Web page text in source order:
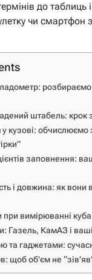
до таблиць
чи смартфон
штабель: крок
кузові: обчислюємо
заповнення:
і довжина: як вони
при вимірюванні
Газель, КамАЗ і
та гаджетами:
щоб об’єм не